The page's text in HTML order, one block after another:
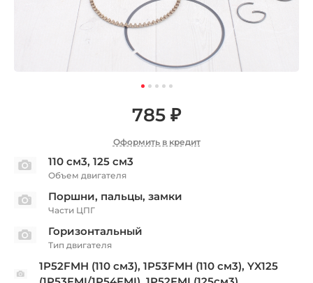
785 ₽
Оформить в кредит
110 см3, 125 см3
Объем двигателя
Поршни, пальцы, замки
Части ЦПГ
Горизонтальный
Тип двигателя
1P52FMH (110 см3), 1P53FMH (110 см3), YX125